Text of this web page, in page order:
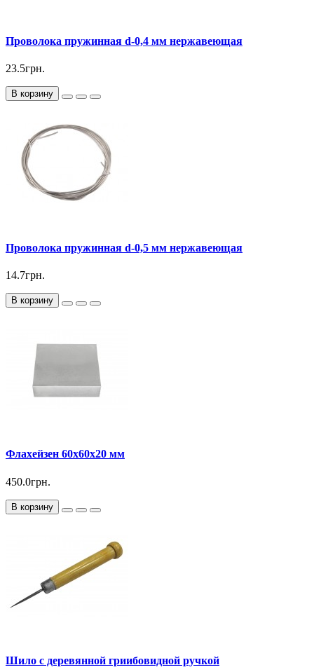
Проволока пружинная d-0,4 мм нержавеющая
23.5грн.
В корзину
Проволока пружинная d-0,5 мм нержавеющая
14.7грн.
В корзину
Флахейзен 60х60х20 мм
450.0грн.
В корзину
Шило с деревянной гриибовидной ручкой